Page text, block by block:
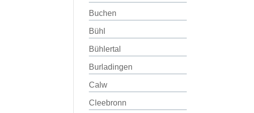
Buchen
Bühl
Bühlertal
Burladingen
Calw
Cleebronn